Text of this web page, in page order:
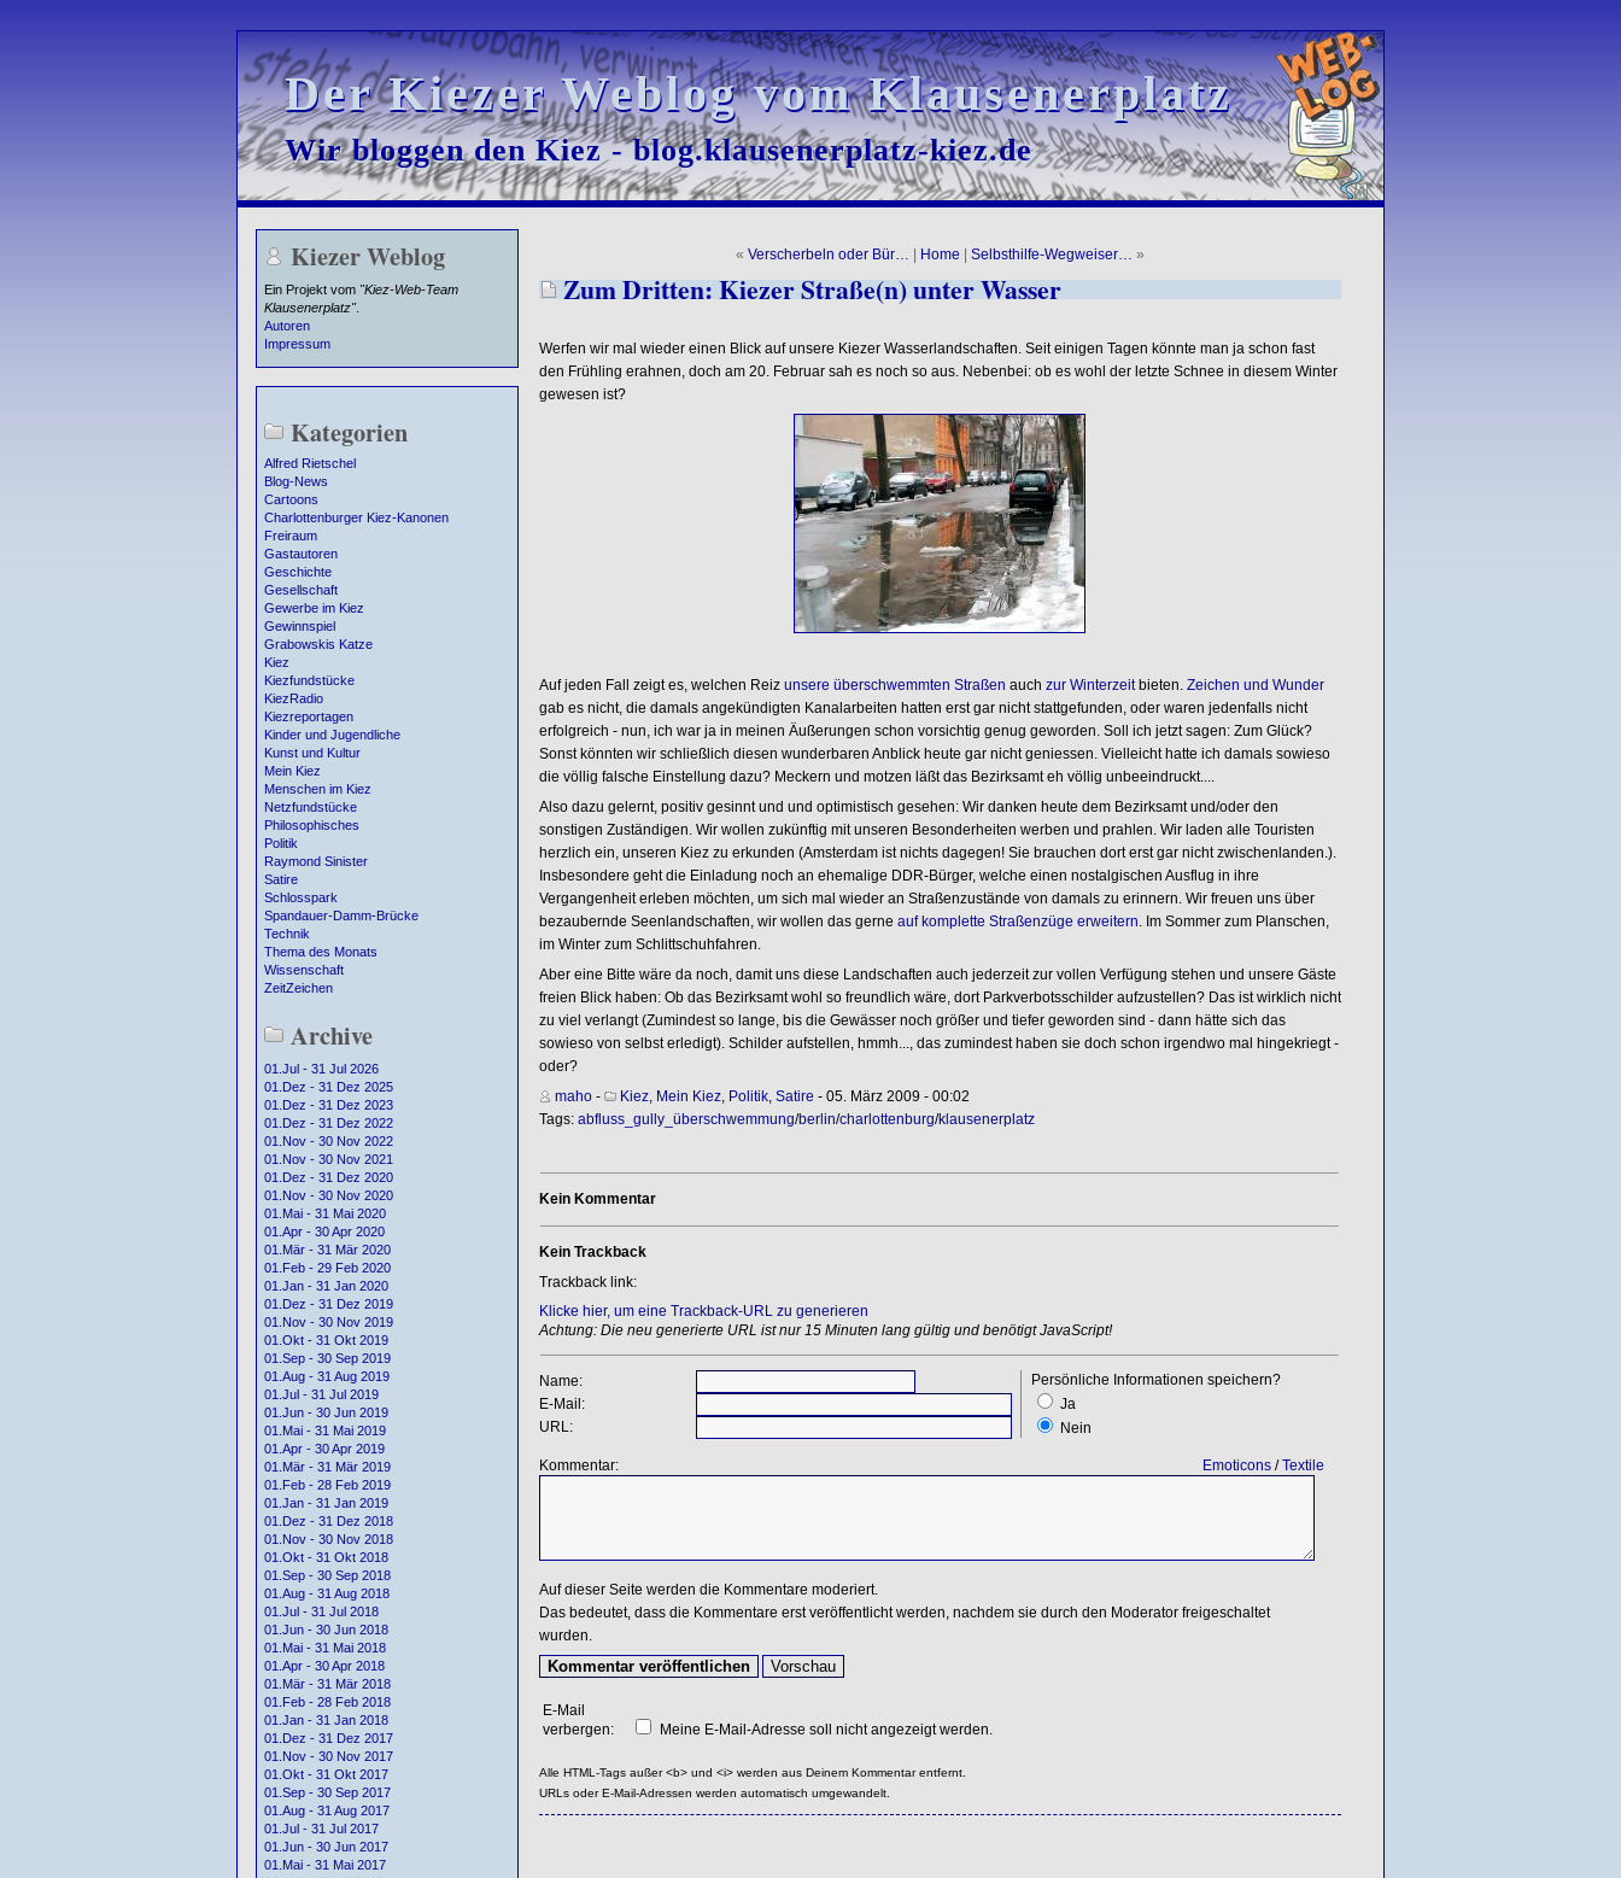
Der Kiezer Weblog vom Klausenerplatz
Der Kiezer Weblog vom Klausenerplatz
Wir bloggen den Kiez - blog.klausenerplatz-kiez.de
Wir bloggen den Kiez - blog.klausenerplatz-kiez.de
Kiezer Weblog
Ein Projekt vom "Kiez-Web-Team
Klausenerplatz".
Autoren
Impressum
Kategorien
Alfred Rietschel
Blog-News
Cartoons
Charlottenburger Kiez-Kanonen
Freiraum
Gastautoren
Geschichte
Gesellschaft
Gewerbe im Kiez
Gewinnspiel
Grabowskis Katze
Kiez
Kiezfundstücke
KiezRadio
Kiezreportagen
Kinder und Jugendliche
Kunst und Kultur
Mein Kiez
Menschen im Kiez
Netzfundstücke
Philosophisches
Politik
Raymond Sinister
Satire
Schlosspark
Spandauer-Damm-Brücke
Technik
Thema des Monats
Wissenschaft
ZeitZeichen
Archive
01.Jul - 31 Jul 2026
01.Dez - 31 Dez 2025
01.Dez - 31 Dez 2023
01.Dez - 31 Dez 2022
01.Nov - 30 Nov 2022
01.Nov - 30 Nov 2021
01.Dez - 31 Dez 2020
01.Nov - 30 Nov 2020
01.Mai - 31 Mai 2020
01.Apr - 30 Apr 2020
01.Mär - 31 Mär 2020
01.Feb - 29 Feb 2020
01.Jan - 31 Jan 2020
01.Dez - 31 Dez 2019
01.Nov - 30 Nov 2019
01.Okt - 31 Okt 2019
01.Sep - 30 Sep 2019
01.Aug - 31 Aug 2019
01.Jul - 31 Jul 2019
01.Jun - 30 Jun 2019
01.Mai - 31 Mai 2019
01.Apr - 30 Apr 2019
01.Mär - 31 Mär 2019
01.Feb - 28 Feb 2019
01.Jan - 31 Jan 2019
01.Dez - 31 Dez 2018
01.Nov - 30 Nov 2018
01.Okt - 31 Okt 2018
01.Sep - 30 Sep 2018
01.Aug - 31 Aug 2018
01.Jul - 31 Jul 2018
01.Jun - 30 Jun 2018
01.Mai - 31 Mai 2018
01.Apr - 30 Apr 2018
01.Mär - 31 Mär 2018
01.Feb - 28 Feb 2018
01.Jan - 31 Jan 2018
01.Dez - 31 Dez 2017
01.Nov - 30 Nov 2017
01.Okt - 31 Okt 2017
01.Sep - 30 Sep 2017
01.Aug - 31 Aug 2017
01.Jul - 31 Jul 2017
01.Jun - 30 Jun 2017
01.Mai - 31 Mai 2017
« Verscherbeln oder Bür… Home Selbsthilfe-Wegweiser… »
Zum Dritten: Kiezer Straße(n) unter Wasser
Werfen wir mal wieder einen Blick auf unsere Kiezer Wasserlandschaften. Seit einigen Tagen könnte man ja schon fast
den Frühling erahnen, doch am 20. Februar sah es noch so aus. Nebenbei: ob es wohl der letzte Schnee in diesem Winter
gewesen ist?
Auf jeden Fall zeigt es, welchen Reiz unsere überschwemmten Straßen auch zur Winterzeitbieten. Zeichen und Wunder
gab es nicht, die damals angekündigten Kanalarbeiten hatten erst gar nicht stattgefunden, oder waren jedenfalls nicht
erfolgreich - nun, ich war ja in meinen Äußerungen schon vorsichtig genug geworden. Soll ich jetzt sagen: Zum Glück?
Sonst könnten wir schließlich diesen wunderbaren Anblick heute gar nicht geniessen. Vielleicht hatte ich damals sowieso
die völlig falsche Einstellung dazu? Meckern und motzen läßt das Bezirksamt eh völlig unbeeindruckt....
Also dazu gelernt, positiv gesinnt und und optimistisch gesehen: Wir danken heute dem Bezirksamt und/oder den
sonstigen Zuständigen. Wir wollen zukünftig mit unseren Besonderheiten werben und prahlen. Wir laden alle Touristen
herzlich ein, unseren Kiez zu erkunden (Amsterdam ist nichts dagegen! Sie brauchen dort erst gar nicht zwischenlanden.).
Insbesondere geht die Einladung noch an ehemalige DDR-Bürger, welche einen nostalgischen Ausflug in ihre
Vergangenheit erleben möchten, um sich mal wieder an Straßenzustände von damals zu erinnern. Wir freuen uns über
bezaubernde Seenlandschaften, wir wollen das gerne auf komplette Straßenzüge erweitern . Im Sommer zum Planschen,
im Winter zum Schlittschuhfahren.
Aber eine Bitte wäre da noch, damit uns diese Landschaften auch jederzeit zur vollen Verfügung stehen und unsere Gäste
freien Blick haben: Ob das Bezirksamt wohl so freundlich wäre, dort Parkverbotsschilder aufzustellen? Das ist wirklich nicht
zu viel verlangt (Zumindest so lange, bis die Gewässer noch größer und tiefer geworden sind - dann hätte sich das
sowieso von selbst erledigt). Schilder aufstellen, hmmh..., das zumindest haben sie doch schon irgendwo mal hingekriegt -
oder?
maho- Kiez, Mein Kiez, Politik, Satire - 05. März 2009 - 00:02
Tags: abfluss_gully_überschwemmung/berlin/charlottenburg/klausenerplatz
Kein Kommentar
Kein Trackback
Trackback link:
Klicke hier, um eine Trackback-URL zu generieren
Achtung: Die neu generierte URL ist nur 15 Minuten lang gültig und benötigt JavaScript!
Name:
Persönliche Informationen speichern?
Ja
Nein
E-Mail:
URL:
Kommentar: Emoticons/Textile
Auf dieser Seite werden die Kommentare moderiert.
Das bedeutet, dass die Kommentare erst veröffentlicht werden, nachdem sie durch den Moderator freigeschaltet
wurden.
E-Mail
verbergen:
Meine E-Mail-Adresse soll nicht angezeigt werden.
Alle HTML-Tags außer <b> und <i> werden aus Deinem Kommentar entfernt.
URLs oder E-Mail-Adressen werden automatisch umgewandelt.